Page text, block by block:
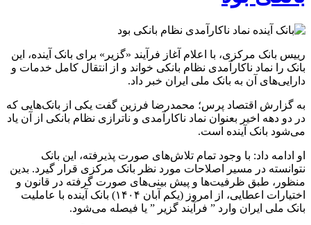
رییس بانک مرکزی، با اعلام آغاز فرآیند «گزیر» برای بانک آینده، این
بانک را نماد ناکارآمدی نظام بانکی خواند و از انتقال کامل خدمات و
دارایی‌های آن به بانک ملی ایران خبر داد.
به گزارش اقتصاد پرس؛ محمدرضا فرزین گفت یکی از بانک‌هایی که
در دو دهه اخیر بعنوان نماد ناکارآمدی و ناترازی نظام بانکی از آن یاد
می‌شود بانک آینده است.
او ادامه داد: با وجود تمام تلاش‌های صورت پذیرفته، این بانک
نتوانسته در مسیر اصلاحات مورد نظر بانک مرکزی قرار گیرد. بدین
منظور، طبق ظرفیت‌ها و پیش بینی‌های صورت گرفته در قانون و
اختیارات اعطایی، از امروز (یکم آبان ۱۴۰۴) بانک آینده با عاملیت
بانک ملی ایران وارد ” فرآیند گزیر ” یا فیصله می‌شود.